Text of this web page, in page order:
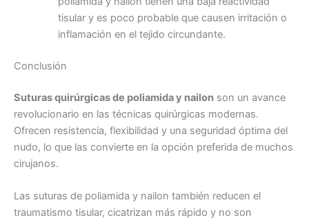
Nombre De Empresa
Tu mensaje*
tisular y es poco probable que causen irritación o
inflamación en el tejido circundante.
Conclusión
Suturas quirúrgicas de poliamida y nailon son un avance
revolucionario en las técnicas quirúrgicas modernas.
Ofrecen resistencia, flexibilidad y una seguridad óptima del
nudo, lo que las convierte en la opción preferida de muchos
cirujanos.
Las suturas de poliamida y nailon también reducen el
traumatismo tisular, cicatrizan más rápido y no son